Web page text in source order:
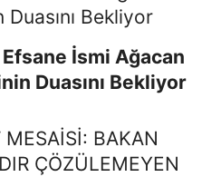
Efsane İsmi Ağacan
Duasını Bekliyor